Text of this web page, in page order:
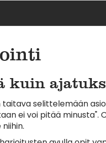
kuin
taitava selittelemään
ei voi pitää